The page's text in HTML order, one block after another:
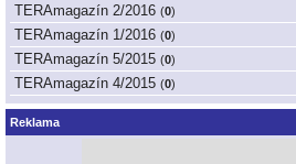
TERAmagazín 2/2016 (0)
TERAmagazín 1/2016 (0)
TERAmagazín 5/2015 (0)
TERAmagazín 4/2015 (0)
Reklama